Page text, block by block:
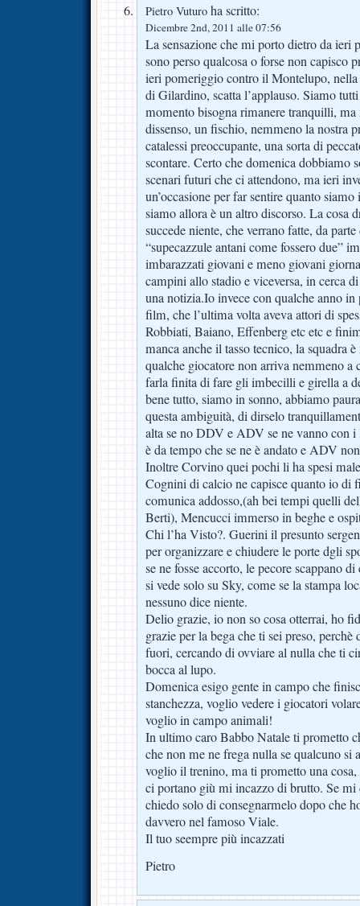
Pietro Vuturo ha scritto:
Dicembre 2nd, 2011 alle 07:56
La sensazione che mi porto dietro da ieri
sono perso qualcosa o forse non capisco
ieri pomeriggio contro il Montelupo,
di Gilardino, scatta l’applauso. Siamo
momento bisogna rimanere tranquilli,
dissenso, un fischio, nemmeno la nostra
catalessi preoccupante, una sorta di
scontare. Certo che domenica dobbiamo
scenari futuri che ci attendono, ma ieri
un’occasione per far sentire quanto
siamo allora è un altro discorso. La cosa
succede niente, che verrano fatte, da
“supecazzule antani come fossero due”
imbarazzati giovani e meno giovani
campini allo stadio e viceversa, in cerca
una notizia.Io invece con qualche anno
film, che l’ultima volta aveva attori di
Robbiati, Baiano, Effenberg etc etc e
manca anche il tasso tecnico, la squadra
qualche giocatore non arriva nemmeno a
farla finita di fare gli imbecilli e girella a
bene tutto, siamo in sonno, abbiamo
questa ambiguità, di dirselo
alta se no DDV e ADV se ne vanno con
è da tempo che se ne è andato e ADV
Inoltre Corvino quei pochi li ha spesi
Cognini di calcio ne capisce quanto io di
comunica addosso,(ah bei tempi quelli
Berti), Mencucci immerso in beghe e
Chi l’ha Visto?. Guerini il presunto
per organizzare e chiudere le porte dgli
se ne fosse accorto, le pecore scappano
si vede solo su Sky, come se la stampa
nessuno dice niente.
Delio grazie, io non so cosa otterrai, ho
grazie per la bega che ti sei preso,
fuori, cercando di ovviare al nulla che ti
bocca al lupo.
Domenica esigo gente in campo che
stanchezza, voglio vedere i giocatori
voglio in campo animali!
In ultimo caro Babbo Natale ti prometto
che non me ne frega nulla se qualcuno si
voglio il trenino, ma ti prometto una
ci portano giù mi incazzo di brutto. Se
chiedo solo di consegnarmelo dopo che
davvero nel famoso Viale.
Il tuo seempre più incazzati
Pietro